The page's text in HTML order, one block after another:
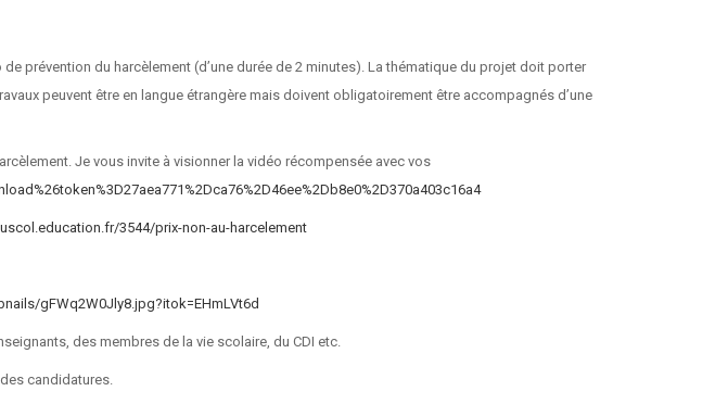
prévention du harcèlement (d’une durée de 2 minutes). La thématique du projet doit porter
peuvent être en langue étrangère mais doivent obligatoirement être accompagnés d’une
Je vous invite à visionner la vidéo récompensée avec vos
3544/prix-non-au-harcelement
gFWq2W0Jly8.jpg?itok=EHmLVt6d
des membres de la vie scolaire, du CDI etc.
candidatures.